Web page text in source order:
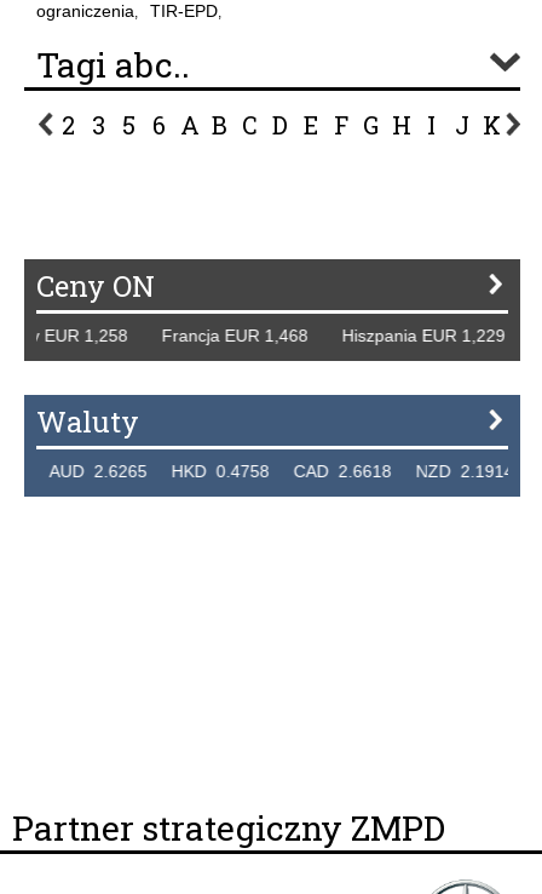
ograniczenia, TIR-EPD,
Tagi abc..
2 3 5 6 A B C D E F G H I J K L
Ceny ON
EUR 1,258 Francja EUR 1,468 Hiszpania EUR 1,229
Waluty
2.6265 HKD 0.4758 CAD 2.6618 NZD 2.1914
Partner strategiczny ZMPD